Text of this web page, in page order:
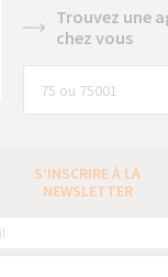
Trouvez une
chez vous
S’INSCRIRE À LA
NEWSLETTER